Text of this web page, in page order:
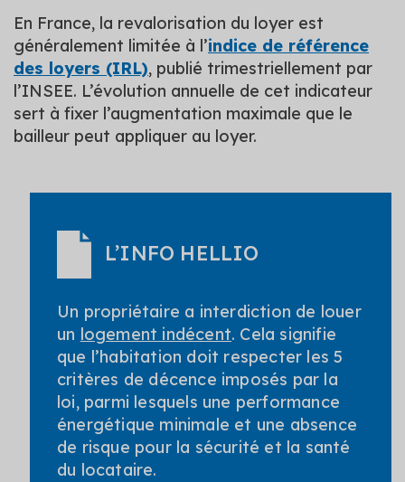
En France, la revalorisation du loyer est
généralement limitée à l’indice de référence
des loyers (IRL), publié trimestriellement par
l’INSEE. L’évolution annuelle de cet indicateur
sert à fixer l’augmentation maximale que le
bailleur peut appliquer au loyer.
L’INFO HELLIO
Un propriétaire a interdiction de louer
un logement indécent. Cela signifie
que l’habitation doit respecter les 5
critères de décence imposés par la
loi, parmi lesquels une performance
énergétique minimale et une absence
de risque pour la sécurité et la santé
du locataire.